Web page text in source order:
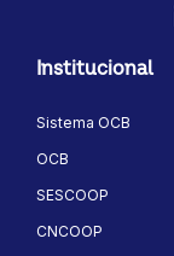
Institucional
Sistema OCB
OCB
SESCOOP
CNCOOP